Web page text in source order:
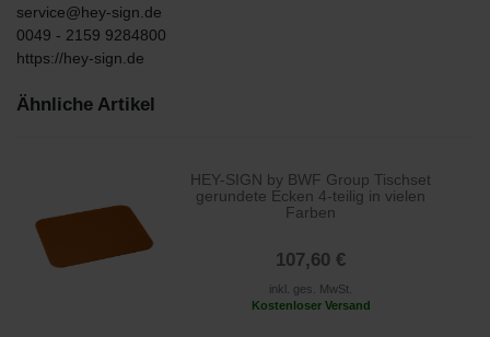
service@hey-sign.de
0049 - 2159 9284800
https://hey-sign.de
Ähnliche Artikel
HEY-SIGN by BWF Group Tischset
gerundete Ecken 4-teilig in vielen
Farben
107,60 €
inkl. ges. MwSt.
Kostenloser Versand